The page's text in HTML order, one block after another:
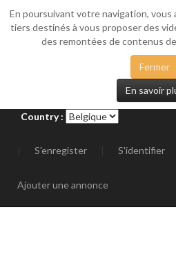
En poursuivant votre navigation,
tiers destinés à vous proposer des
des remontées de contenus
Fermer
En savoir
Country :
S'enregister S'identifier
Ajouter une annonce